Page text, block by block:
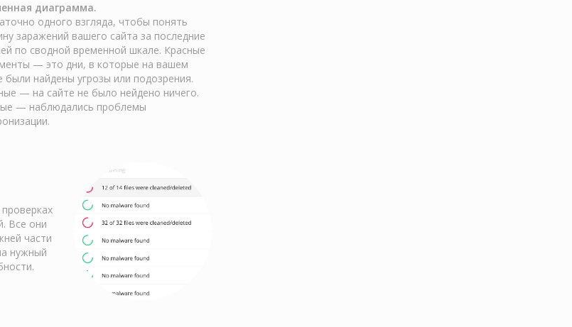
диаграмма.
одного взгляда, чтобы понять
заражений вашего сайта за последние
по сводной временной шкале. Красные
— это дни, в которые на вашем
были найдены угрозы или подозрения.
— на сайте не было нейдено ничего.
— наблюдались проблемы
Все они
части
нужный